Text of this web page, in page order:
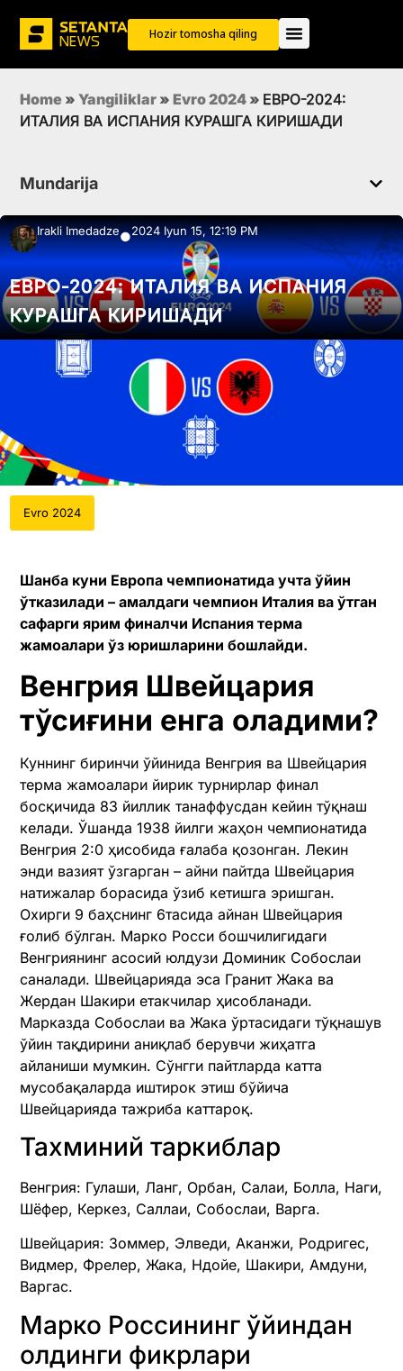
Hozir tomosha qiling
Home » Yangiliklar » Evro 2024 » ЕВРО-2024:
ИТАЛИЯ ВА ИСПАНИЯ КУРАШГА КИРИШАДИ
Mundarija
Irakli Imedadze●2024 Iyun 15, 12:19 PM
ЕВРО-2024: ИТАЛИЯ ВА ИСПАНИЯ
КУРАШГА КИРИШАДИ
Evro 2024
Шанба куни Европа чемпионатида учта ўйин
ўтказилади – амалдаги чемпион Италия ва ўтган
сафарги ярим финалчи Испания терма
жамоалари ўз юришларини бошлайди.
Венгрия Швейцария
тўсиғини енга оладими?
Куннинг биринчи ўйинида Венгрия ва Швейцария
терма жамоалари йирик турнирлар финал
босқичида 83 йиллик танаффусдан кейин тўқнаш
келади. Ўшанда 1938 йилги жаҳон чемпионатида
Венгрия 2:0 ҳисобида ғалаба қозонган. Лекин
энди вазият ўзгарган – айни пайтда Швейцария
натижалар борасида ўзиб кетишга эришган.
Охирги 9 баҳснинг 6тасида айнан Швейцария
ғолиб бўлган. Марко Росси бошчилигидаги
Венгриянинг асосий юлдузи Доминик Собослаи
саналади. Швейцарияда эса Гранит Жака ва
Жердан Шакири етакчилар ҳисобланади.
Марказда Собослаи ва Жака ўртасидаги тўқнашув
ўйин тақдирини аниқлаб берувчи жиҳатга
айланиши мумкин. Сўнгги пайтларда катта
мусобақаларда иштирок этиш бўйича
Швейцарияда тажриба каттароқ.
Тахминий таркиблар
Венгрия: Гулаши, Ланг, Орбан, Салаи, Болла, Наги,
Шёфер, Керкез, Саллаи, Собослаи, Варга.
Швейцария: Зоммер, Элведи, Аканжи, Родригес,
Видмер, Фрелер, Жака, Ндойе, Шакири, Амдуни,
Варгас.
Марко Россининг ўйиндан
олдинги фикрлари